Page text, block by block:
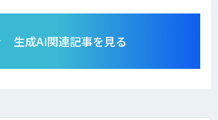
生成AI関連記事を見る